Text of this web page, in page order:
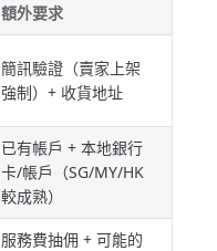
額外要求
簡訊驗證（賣家上架
強制）+ 收貨地址
已有帳戶 + 本地銀行
卡/帳戶（SG/MY/HK
較成熟）
服務費抽佣 + 可能的